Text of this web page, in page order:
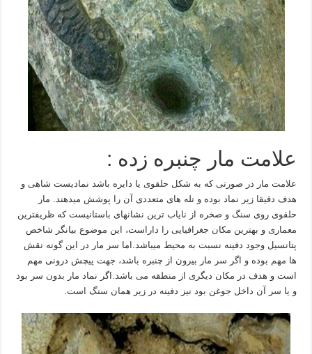
علامت مار چنبره زده :
علامت مار در صورتی که به شکل حلقوی یا دایره باشد نمادیست شاهی و
هدف دقیقا زیر نماد بوده و تله های متعددی آن را پوشش میدهند. مار
حلقوی روی سنگ و صخره از نایاب ترین نشانهای باستانیست که ظریفترین
معماری و بهترین مکان جغرافیایی را داراست، این موضوع بیانگر شاخص
پتانسیل وجود دفینه نسبت به محیط میباشد.اما سر مار در این گونه نقش
ها مهم بوده و اگر سر مار بیرون از چنبره باشد، جهت پیچش درونی مهم
است و هدف در مکان دیگری از منطقه می باشد.اگر نماد مار بدون سر بود
و یا سر آن داخل جوغن بود نیز دفینه در زیر همان سنگ است.